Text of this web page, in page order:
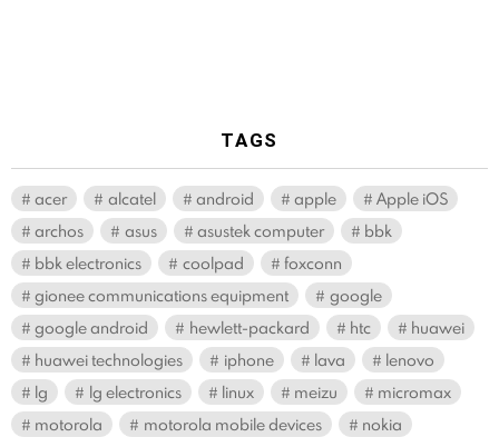
TAGS
acer alcatel android apple
Apple iOS
archos
asus asustek computer
bbk
bbk electronics
coolpad
foxconn
gionee communications equipment
google
google android
hewlett-packard htc
huawei
huawei technologies
iphone lava
lenovo
lg
lg electronics linux meizu
micromax
motorola
motorola mobile devices
nokia